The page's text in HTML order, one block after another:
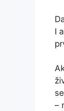
I
–